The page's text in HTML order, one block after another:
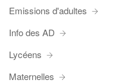
Emissions d'adultes
Info des AD
Lycéens
Maternelles